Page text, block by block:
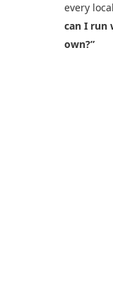
every
can I run
own?”